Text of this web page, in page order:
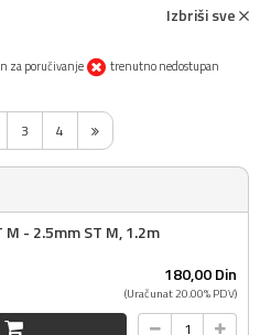
Izbriši sve
za poručivanje
trenutno nedostupan
3 4
M - 2.5mm ST M, 1.2m
180,00Din
(Uračunat 20.00% PDV)